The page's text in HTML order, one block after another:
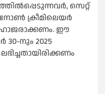
സെറ്റ്
ക്രീമിലെയർ
ഹാജരാക്കണം. ഈ
30-നും 2025